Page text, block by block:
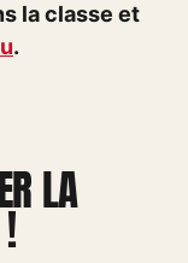
la classe et
.
LA
!